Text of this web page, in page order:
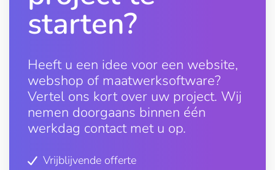
starten?
Heeft u een idee voor een website,
webshop of maatwerksoftware?
Vertel ons kort over uw project. Wij
nemen doorgaans binnen één
werkdag contact met u op.
Vrijblijvende offerte